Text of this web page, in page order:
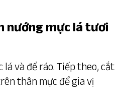
nướng mực lá tươi
lá và để ráo. Tiếp theo, cắt
thân mực để gia vị